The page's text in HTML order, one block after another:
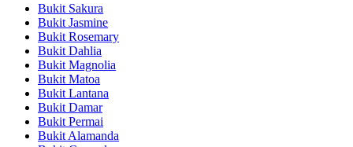
Bukit Sakura
Bukit Jasmine
Bukit Rosemary
Bukit Dahlia
Bukit Magnolia
Bukit Matoa
Bukit Lantana
Bukit Damar
Bukit Permai
Bukit Alamanda